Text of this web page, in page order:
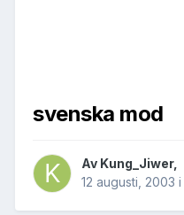
svenska mod
Av Kung_Jiwer,
12 augusti, 2003 i